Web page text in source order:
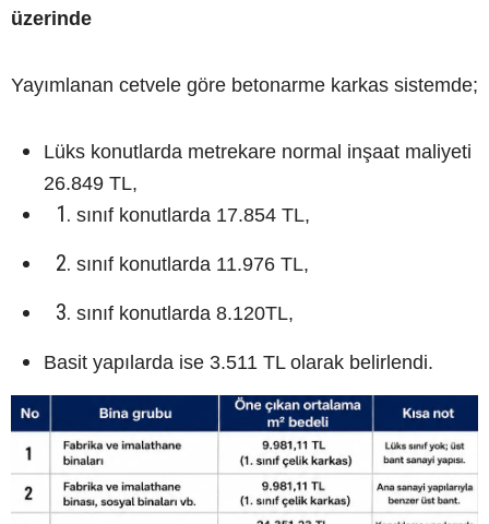
üzerinde
Yayımlanan cetvele göre betonarme karkas sistemde;
Lüks konutlarda metrekare normal inşaat maliyeti
26.849 TL,
sınıf konutlarda 17.854 TL,
sınıf konutlarda 11.976 TL,
sınıf konutlarda 8.120TL,
Basit yapılarda ise 3.511 TL olarak belirlendi.